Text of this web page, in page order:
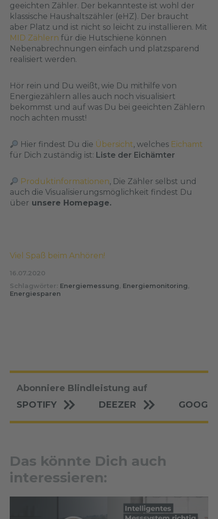
geeichten Zähler. Der bekannteste ist wohl der
klassische Haushaltszähler (eHZ). Der braucht
aber Platz und ist nicht so leicht zu installieren. Mit
MID Zählern für die Hutschiene können
Nebenabrechnungen einfach und platzsparend
realisiert werden.
Hör rein und Du weißt, wie Du mithilfe von
Energiezählern alles auch noch visualisiert
bekommst und auf was Du bei geeichten Zählern
noch achten musst!
Hier findest Du die Übersicht, welches Eichamt
für Dich zuständig ist: Liste der Eichämter
Produktinformationen, Die Zähler selbst und
auch die Visualisierungsmöglichkeit findest Du
über unsere Homepage.
Viel Spaß beim Anhören!
16.07.2020
Schlagwörter: Energiemessung, Energiemonitoring,
Energiesparen
Abonniere Blindleistung auf
SPOTIFY
DEEZER
Das könnte Dich auch
interessieren: